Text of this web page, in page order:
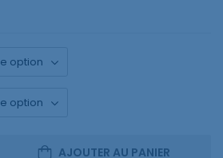
AJOUTER AU PANIER